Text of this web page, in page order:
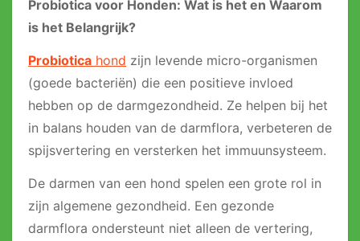
Probiotica voor Honden: Wat is het en Waarom
is het Belangrijk?
Probiotica hond zijn levende micro-organismen
(goede bacteriën) die een positieve invloed
hebben op de darmgezondheid. Ze helpen bij het
in balans houden van de darmflora, verbeteren de
spijsvertering en versterken het immuunsysteem.
De darmen van een hond spelen een grote rol in
zijn algemene gezondheid. Een gezonde
darmflora ondersteunt niet alleen de vertering,